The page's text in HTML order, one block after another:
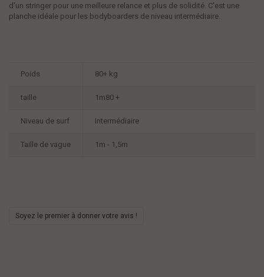
d'un stringer pour une meilleure relance et plus de solidité. C'est une
planche idéale pour les bodyboarders de niveau intermédiaire.
Poids 80+ kg
taille 1m80 +
Niveau de surf Intermédiaire
Taille de vague 1m - 1,5m
Soyez le premier à donner votre avis !